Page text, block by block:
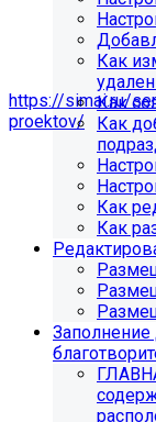
стабильном и
Если у вас нет
передать сайт
https://simai.ru/
proektov/
Это выгодно,
экспертов
регулярные
быстрее
уязвимостей, а
поиск,
Из-за
Как
Как
Как
Как
Как
Заполнение